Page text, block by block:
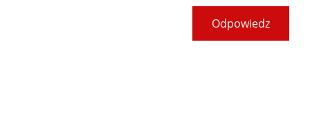
Odpowiedz